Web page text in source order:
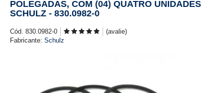
POLEGADAS, COM (04) QUATRO UNIDADES
SCHULZ - 830.0982-0
Cód. 830.0982-0
(avalie)
Fabricante: Schulz